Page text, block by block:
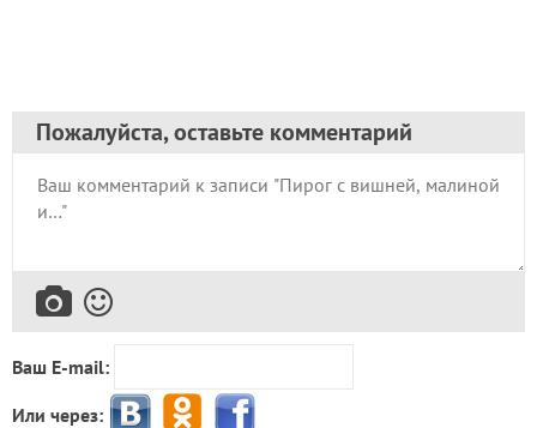
Пожалуйста, оставьте комментарий
Ваш E-mail:
Или через: